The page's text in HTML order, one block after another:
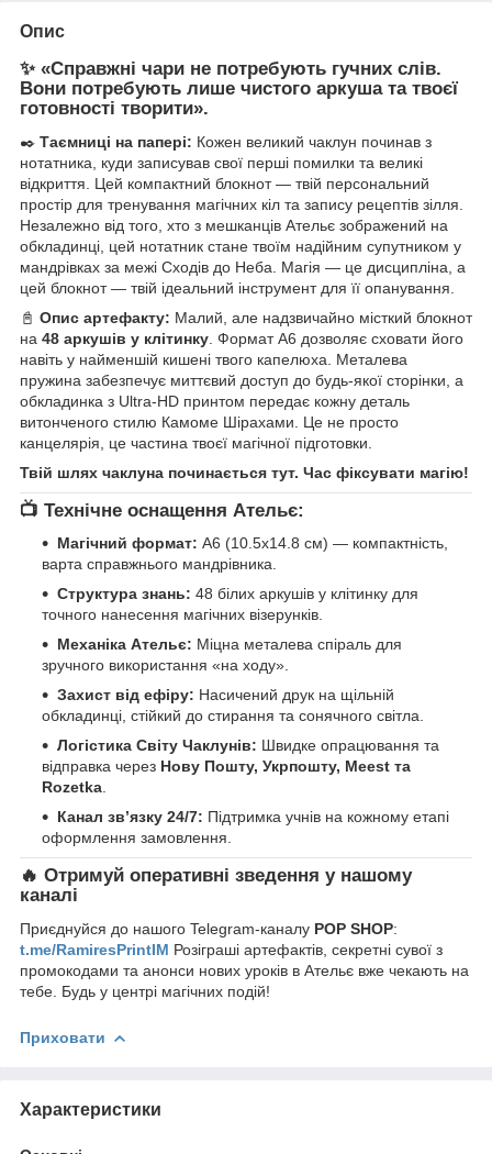
Опис
✨ «Справжні чари не потребують гучних слів.
Вони потребують лише чистого аркуша та твоєї
готовності творити».
✒️ Таємниці на папері: Кожен великий чаклун починав з
нотатника, куди записував свої перші помилки та великі
відкриття. Цей компактний блокнот — твій персональний
простір для тренування магічних кіл та запису рецептів зілля.
Незалежно від того, хто з мешканців Ательє зображений на
обкладинці, цей нотатник стане твоїм надійним супутником у
мандрівках за межі Сходів до Неба. Магія — це дисципліна, а
цей блокнот — твій ідеальний інструмент для її опанування.
📓 Опис артефакту: Малий, але надзвичайно місткий блокнот
на 48 аркушів у клітинку . Формат А6 дозволяє сховати його
навіть у найменшій кишені твого капелюха. Металева
пружина забезпечує миттєвий доступ до будь-якої сторінки, а
обкладинка з Ultra-HD принтом передає кожну деталь
витонченого стилю Камоме Шірахами. Це не просто
канцелярія, це частина твоєї магічної підготовки.
Твій шлях чаклуна починається тут. Час фіксувати магію!
📺 Технічне оснащення Ательє:
Магічний формат: А6 (10.5х14.8 см) — компактність,
варта справжнього мандрівника.
Структура знань: 48 білих аркушів у клітинку для
точного нанесення магічних візерунків.
Механіка Ательє: Міцна металева спіраль для
зручного використання «на ходу».
Захист від ефіру: Насичений друк на щільній
обкладинці, стійкий до стирання та сонячного світла.
Логістика Світу Чаклунів: Швидке опрацювання та
відправка через Нову Пошту, Укрпошту, Meest та
Rozetka.
Канал зв’язку 24/7: Підтримка учнів на кожному етапі
оформлення замовлення.
🔥 Отримуй оперативні зведення у нашому
каналі
Приєднуйся до нашого Telegram-каналу POP SHOP:
t.me/RamiresPrintIM Розіграші артефактів, секретні сувої з
промокодами та анонси нових уроків в Ательє вже чекають на
тебе. Будь у центрі магічних подій!
Приховати
Характеристики